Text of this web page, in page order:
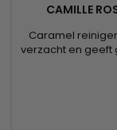
CAMILLE
Caramel
verzacht en geeft
Cowash
en overtollig talg
verasap,
deze luxueuze